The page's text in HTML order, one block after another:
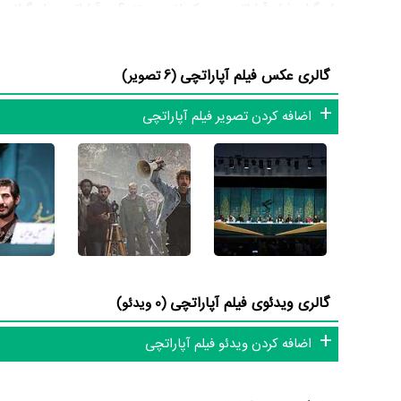
بازیگران فیلم آپاراتچی چه کسانی هستند؟ در آپاراتچی
را یک اثر پربازیگر عنوان کرد. از این‌لحاظ کارگردانی فیلم
بررسی کرد آیاقربانعلی طاهر فربه‌عنوان کارگردان و به‌عنوان
درخشانی را نمایش دهند؟
از دیگر بازیگران فیلم آپاراتچی می‌توان بهفاطمه مسعودی‌فر،
داستان فیلم آپاراتچی
از محتوا و داستان فیلم آپاراتچی چقدر اطلاع دارید؟
همین نام است داستان جلیل، نقاش ساختمان عاشق سینماست
را ساخته و به بزرگ‌ترین رویایش که دریافت سیمرغ جشنواره
گالری عکس فیلم آپاراتچی (6 تصویر)
اضافه کردن تصویر فیلم آپاراتچی
گالری ویدئوی فیلم آپاراتچی (0 ویدئو)
اضافه کردن ویدئو فیلم آپاراتچی